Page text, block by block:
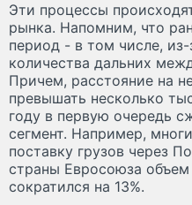
Эти процессы
рынка. Напомним, что
период - в том числе,
количества дальних
Причем, расстояние на
превышать несколько
году в первую очередь
сегмент. Например,
поставку грузов через
страны Евросоюза объем
сократился на 13%.